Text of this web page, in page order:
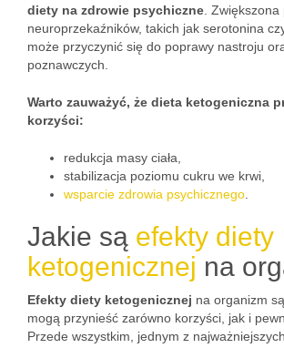
diety na zdrowie psychiczne .
neuroprzekaźników, takich jak serotonina
może przyczynić się do poprawy nastroju
poznawczych.
Warto zauważyć, że dieta ketogeniczna
korzyści:
redukcja masy ciała,
stabilizacja poziomu cukru we krwi,
wsparcie zdrowia psychicznego
Jakie są efekty diety
ketogenicznej na
Efekty diety ketogenicznej na organizm
mogą przynieść zarówno korzyści, jak i
Przede wszystkim, jednym z